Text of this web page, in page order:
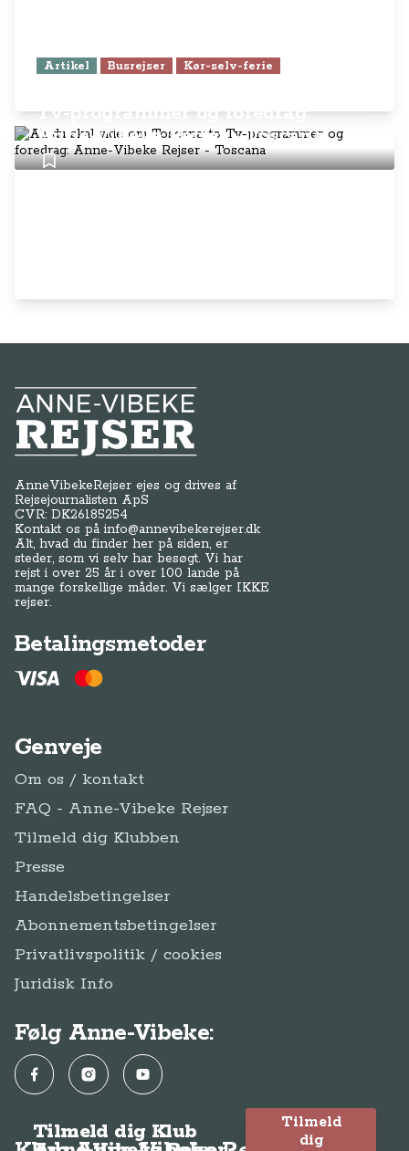
Artikel Busrejser Kør-selv-ferie
Tv-programmer og foredrag:
Anne-Vibeke Rejser - Toscana
Anne-Vibeke Rejser
AnneVibekeRejser ejes og drives af
Rejsejournalisten ApS
CVR: DK26185254
Kontakt os påinfo@annevibekerejser.dk
Alt, hvad du finder her på siden, er
steder, som vi selv har besøgt. Vi har
rejst i over 25 år i over 100 lande på
mange forskellige måder. Vi sælger IKKE
rejser.
Betalingsmetoder
Genveje
Om os / kontakt
FAQ - Anne-Vibeke Rejser
Tilmeld dig Klubben
Presse
Handelsbetingelser
Abonnementsbetingelser
Privatlivspolitik / cookies
Juridisk Info
Følg Anne-Vibeke:
FacebookInstagramYouTube
Tilmeld dig Klub
Tilmeld
dig